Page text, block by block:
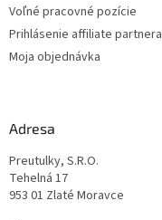
Voľné pracovné pozície
Prihlásenie affiliate partnera
Moja objednávka
Adresa
Preutulky, S.R.O.
Tehelná 17
953 01 Zlaté Moravce